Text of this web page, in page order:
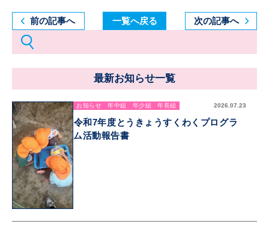
前の記事へ 一覧へ戻る 次の記事へ
最新お知らせ一覧
お知らせ 年中組 年少組 年長組 2026.07.23
令和7年度とうきょうすくわくプログラ
ム活動報告書